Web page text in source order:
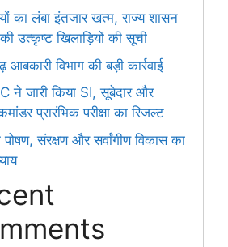
का लंबा इंतजार खत्म, राज्य शासन
उत्कृष्ट खिलाड़ियों की सूची
आबकारी विभाग की बड़ी कार्रवाई
ने जारी किया SI, सूबेदार और
प्रारंभिक परीक्षा का रिजल्ट
संरक्षण और सर्वांगीण विकास का